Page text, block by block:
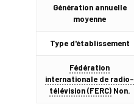
Génération annuelle
moyenne
Type d'établissement
Fédération
internationale de radio-
télévision (FERC)Non.